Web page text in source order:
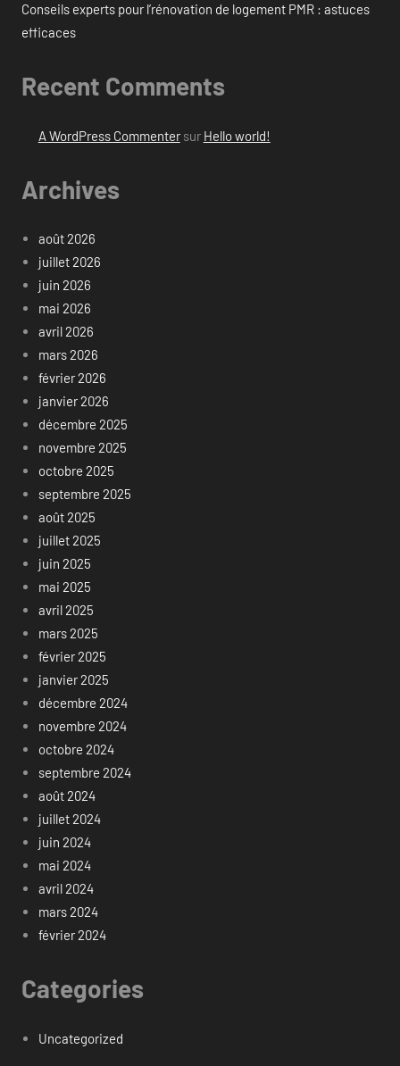
Conseils experts pour l’rénovation de logement PMR : astuces
efficaces
Recent Comments
A WordPress Commentersur Hello world!
Archives
août 2026
juillet 2026
juin 2026
mai 2026
avril 2026
mars 2026
février 2026
janvier 2026
décembre 2025
novembre 2025
octobre 2025
septembre 2025
août 2025
juillet 2025
juin 2025
mai 2025
avril 2025
mars 2025
février 2025
janvier 2025
décembre 2024
novembre 2024
octobre 2024
septembre 2024
août 2024
juillet 2024
juin 2024
mai 2024
avril 2024
mars 2024
février 2024
Categories
Uncategorized